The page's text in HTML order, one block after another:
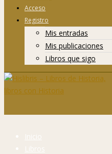
Acceso
Registro
Mis entradas
Mis publicaciones
Libros que sigo
Inicio
Libros